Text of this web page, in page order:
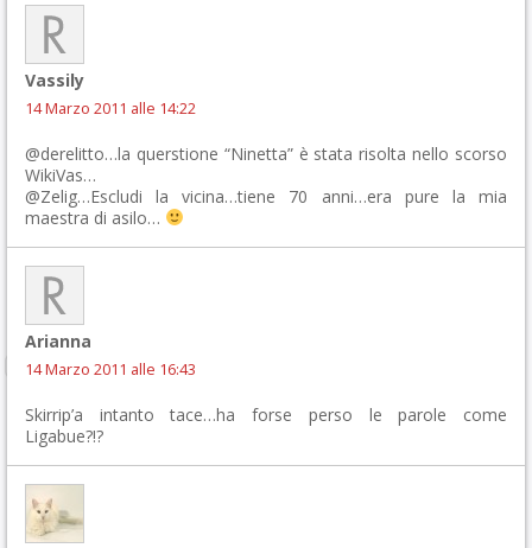
Vassily
14 Marzo 2011 alle 14:22
@derelitto…la querstione “Ninetta” è stata risolta nello scorso
WikiVas…
@Zelig…Escludi la vicina…tiene 70 anni…era pure la mia
maestra di asilo…
Arianna
14 Marzo 2011 alle 16:43
Skirrip’a intanto tace…ha forse perso le parole come
Ligabue?!?